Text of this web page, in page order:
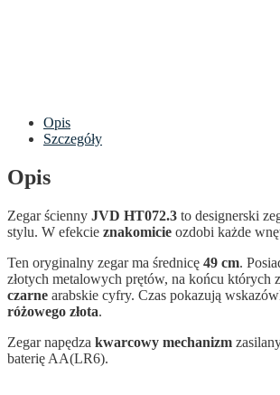
Opis
Szczegóły
Opis
Zegar ścienny JVD HT072.3 to designerski
stylu. W efekcie znakomicie ozdobi każde
Ten oryginalny zegar ma średnicę 49 cm.
złotych metalowych prętów, na końcu których
czarne arabskie cyfry. Czas pokazują
różowego złota.
Zegar napędza kwarcowy mechanizm
baterię AA(LR6).